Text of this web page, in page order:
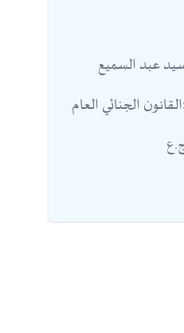
عبد السميع
الجنائي العام